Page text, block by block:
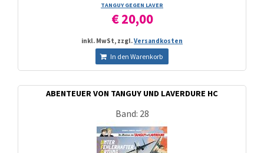
TANGUY GEGEN LAVER
€ 20,00
inkl. MwSt, zzgl.Versandkosten
In den Warenkorb
ABENTEUER VON TANGUY UND LAVERDURE HC
Band: 28